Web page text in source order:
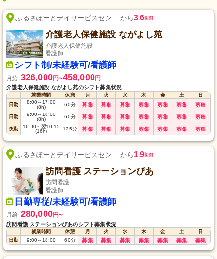
ふるさぽーとデイサービスセン... から3.6km
介護老人保健施設 ながよし苑
介護老人保健施設
看護師
シフト制/未経験可/看護師
月給 326,000円〜458,000円
介護老人保健施設 ながよし苑のシフト募集状況
就業時間 休憩 月 火 水 木 金 土
日
日勤
8:00～17:00
(8h)
60分 募集 募集 募集 募集 募集 募集 募集
日勤 9:00～18:00
(8h)
60分 募集 募集 募集 募集 募集 募集 募集
夜勤 16:00～翌10:15
(16h)
135分 募集 募集 募集 募集 募集 募集 募集
ふるさぽーとデイサービスセン... から1.9km
訪問看護 ステーションぴあ
訪問看護
看護師
日勤専従/未経験可/看護師
月給 280,000円〜
訪問看護 ステーションぴあのシフト募集状況
就業時間 休憩 月 火 水 木 金 土
日
日勤
9:00～18:00 60分 募集 募集 募集 募集 募集 募集 募集